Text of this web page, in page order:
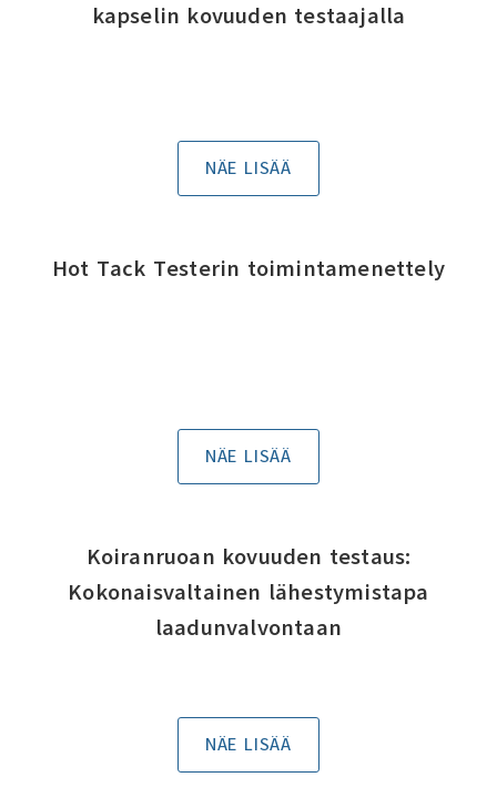
kapselin kovuuden testaajalla
NÄE LISÄÄ
Hot Tack Testerin toimintamenettely
NÄE LISÄÄ
Koiranruoan kovuuden testaus:
Kokonaisvaltainen lähestymistapa
laadunvalvontaan
NÄE LISÄÄ